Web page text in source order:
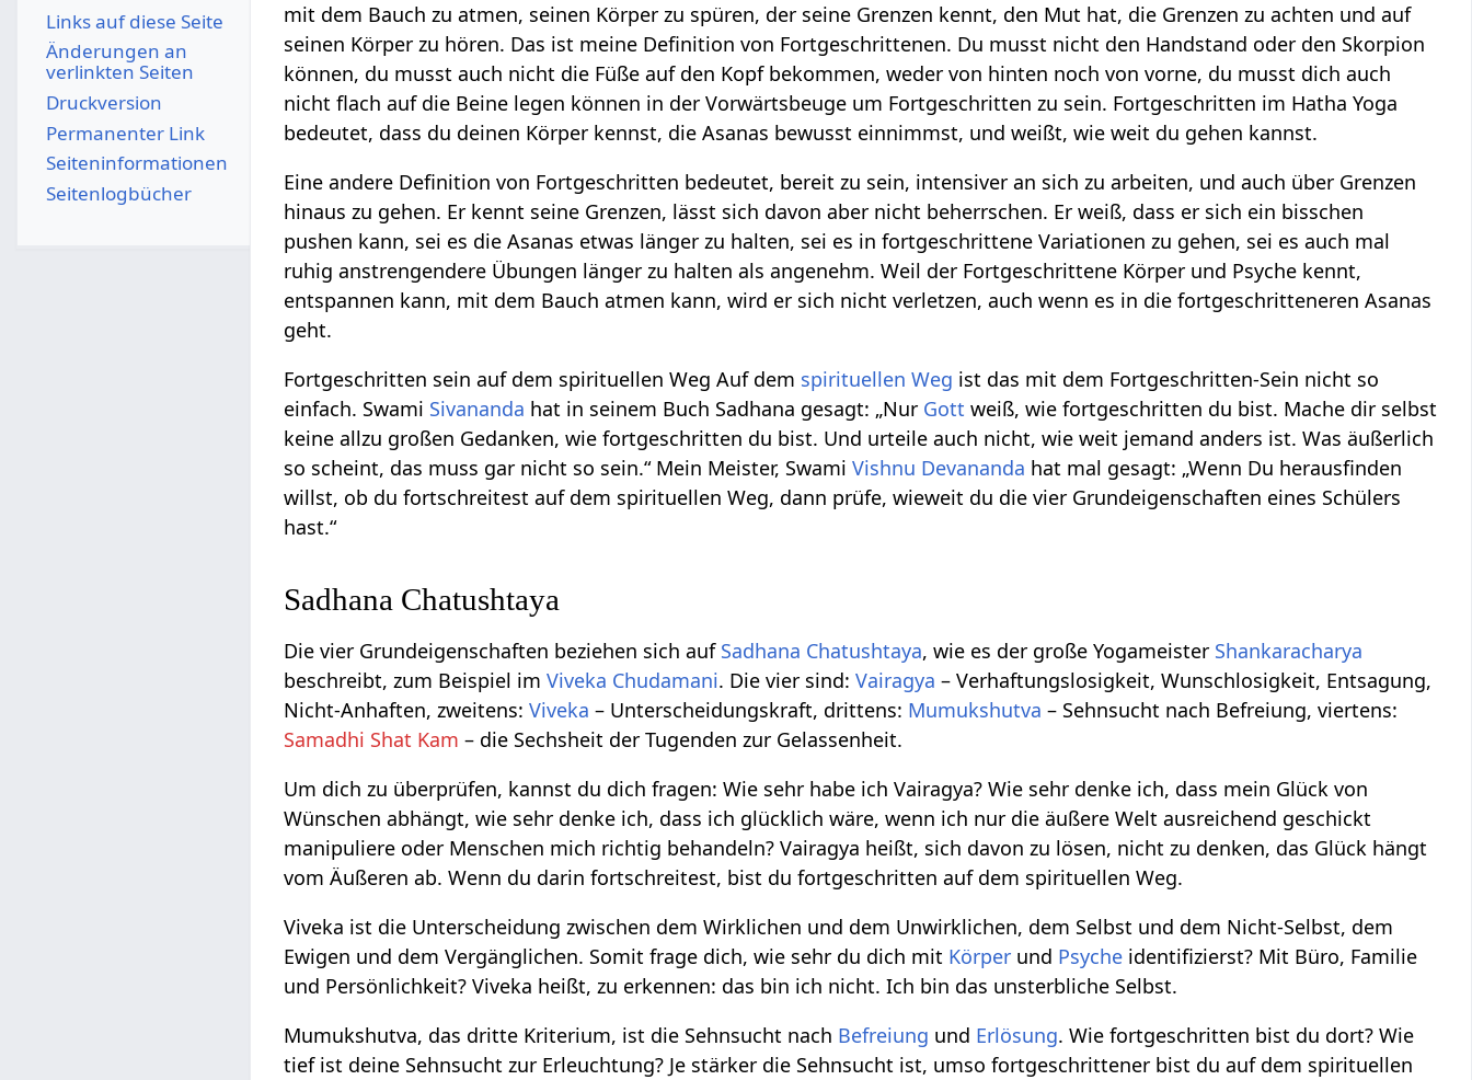
mit dem Bauch zu atmen, seinen Körper zu spüren, der seine Grenzen kennt, den Mut hat, die Grenzen zu achten und auf
seinen Körper zu hören. Das ist meine Definition von Fortgeschrittenen. Du musst nicht den Handstand oder den Skorpion
können, du musst auch nicht die Füße auf den Kopf bekommen, weder von hinten noch von vorne, du musst dich auch
nicht flach auf die Beine legen können in der Vorwärtsbeuge um Fortgeschritten zu sein. Fortgeschritten im Hatha Yoga
bedeutet, dass du deinen Körper kennst, die Asanas bewusst einnimmst, und weißt, wie weit du gehen kannst.
Eine andere Definition von Fortgeschritten bedeutet, bereit zu sein, intensiver an sich zu arbeiten, und auch über Grenzen
hinaus zu gehen. Er kennt seine Grenzen, lässt sich davon aber nicht beherrschen. Er weiß, dass er sich ein bisschen
pushen kann, sei es die Asanas etwas länger zu halten, sei es in fortgeschrittene Variationen zu gehen, sei es auch mal
ruhig anstrengendere Übungen länger zu halten als angenehm. Weil der Fortgeschrittene Körper und Psyche kennt,
entspannen kann, mit dem Bauch atmen kann, wird er sich nicht verletzen, auch wenn es in die fortgeschritteneren Asanas
geht.
Fortgeschritten sein auf dem spirituellen Weg Auf dem spirituellen Weg ist das mit dem Fortgeschritten-Sein nicht so
einfach. Swami Sivananda hat in seinem Buch Sadhana gesagt: „Nur Gott weiß, wie fortgeschritten du bist. Mache dir selbst
keine allzu großen Gedanken, wie fortgeschritten du bist. Und urteile auch nicht, wie weit jemand anders ist. Was äußerlich
so scheint, das muss gar nicht so sein.“ Mein Meister, SwamiVishnu Devananda hat mal gesagt: „Wenn Du herausfinden
willst, ob du fortschreitest auf dem spirituellen Weg, dann prüfe, wieweit du die vier Grundeigenschaften eines Schülers
hast.“
Sadhana Chatushtaya
Die vier Grundeigenschaften beziehen sich auf Sadhana Chatushtaya, wie es der große Yogameister Shankaracharya
beschreibt, zum Beispiel imViveka Chudamani. Die vier sind:Vairagya – Verhaftungslosigkeit, Wunschlosigkeit, Entsagung,
Nicht-Anhaften, zweitens:Viveka – Unterscheidungskraft, drittens: Mumukshutva – Sehnsucht nach Befreiung, viertens:
Samadhi Shat Kam – die Sechsheit der Tugenden zur Gelassenheit.
Um dich zu überprüfen, kannst du dich fragen: Wie sehr habe ich Vairagya? Wie sehr denke ich, dass mein Glück von
Wünschen abhängt, wie sehr denke ich, dass ich glücklich wäre, wenn ich nur die äußere Welt ausreichend geschickt
manipuliere oder Menschen mich richtig behandeln? Vairagya heißt, sich davon zu lösen, nicht zu denken, das Glück hängt
vom Äußeren ab. Wenn du darin fortschreitest, bist du fortgeschritten auf dem spirituellen Weg.
Viveka ist die Unterscheidung zwischen dem Wirklichen und dem Unwirklichen, dem Selbst und dem Nicht-Selbst, dem
Ewigen und dem Vergänglichen. Somit frage dich, wie sehr du dich mit Körper und Psyche identifizierst? Mit Büro, Familie
und Persönlichkeit? Viveka heißt, zu erkennen: das bin ich nicht. Ich bin das unsterbliche Selbst.
Mumukshutva, das dritte Kriterium, ist die Sehnsucht nach Befreiung und Erlösung. Wie fortgeschritten bist du dort? Wie
tief ist deine Sehnsucht zur Erleuchtung? Je stärker die Sehnsucht ist, umso fortgeschrittener bist du auf dem spirituellen
Links auf diese Seite
Änderungen an
verlinkten Seiten
Druckversion
Permanenter Link
Seiten­­informationen
Seitenlogbücher